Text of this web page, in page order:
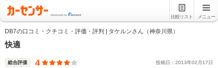
比較リスト メニュー
DB7の口コミ・クチコミ・評価・評判 | タケルンさん（神奈川県）
快適
総合評価 4 投稿日： 2013年02 月 17日